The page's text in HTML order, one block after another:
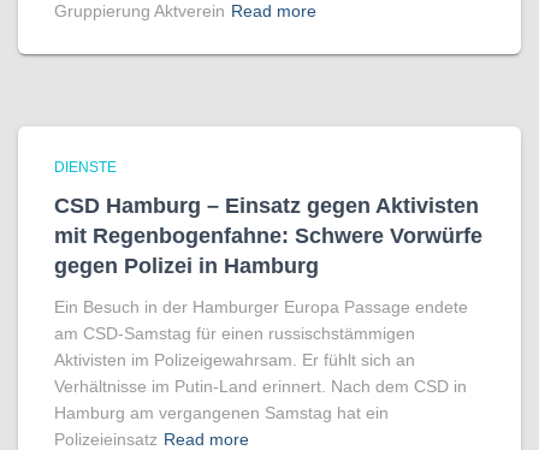
Gruppierung Aktverein Read more
DIENSTE
CSD Hamburg – Einsatz gegen Aktivisten
mit Regenbogen­fahne: Schwere Vorwürfe
gegen Polizei in Hamburg
Ein Besuch in der Hamburger Europa Passage endete
am CSD-Samstag für einen russischstämmigen
Aktivisten im Polizeigewahrsam. Er fühlt sich an
Verhältnisse im Putin-Land erinnert. Nach dem CSD in
Hamburg am vergangenen Samstag hat ein
Polizeieinsatz Read more